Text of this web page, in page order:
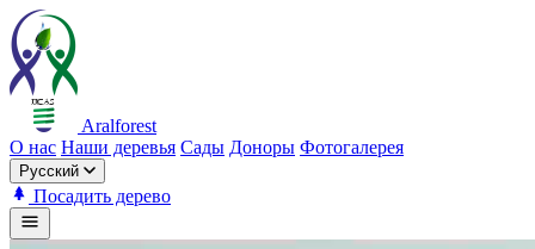
Aralforest
О нас Наши деревья Сады Доноры Фотогалерея
Русский
Посадить дерево